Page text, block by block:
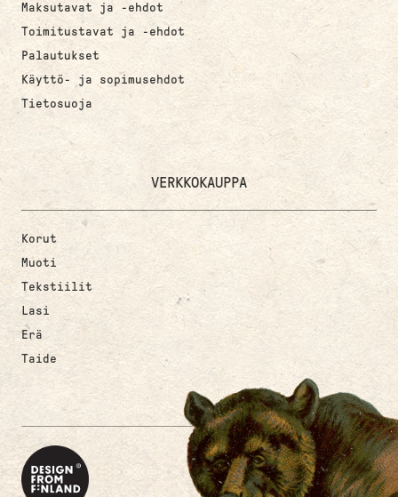
Maksutavat ja -ehdot
Toimitustavat ja -ehdot
Palautukset
Käyttö- ja sopimusehdot
Tietosuoja
VERKKOKAUPPA
Korut
Muoti
Tekstiilit
Lasi
Erä
Taide